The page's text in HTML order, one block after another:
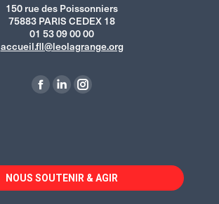
150 rue des Poissonniers
75883 PARIS CEDEX 18
01 53 09 00 00
accueil.fll@leolagrange.org
La
dans
une
La
dans
une
La
dans
une
NOUS SOUTENIR & AGIR